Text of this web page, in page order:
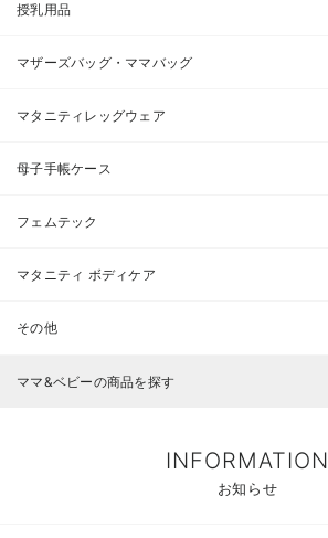
授乳用品
マザーズバッグ・ママバッグ
マタニティレッグウェア
母子手帳ケース
フェムテック
マタニティ ボディケア
その他
ママ&ベビーの商品を探す
INFORMATION
お知らせ